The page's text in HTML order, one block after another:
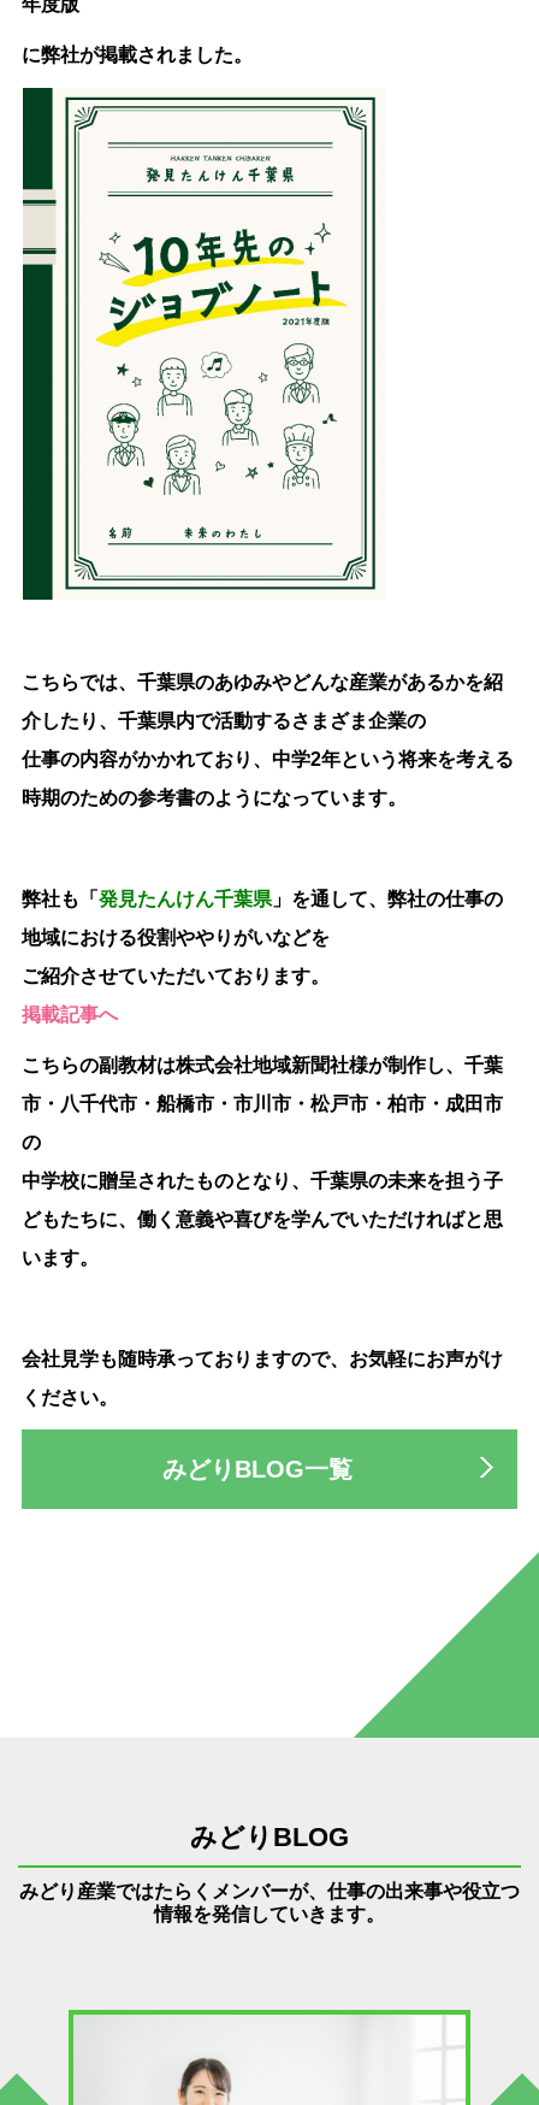
年度版
に弊社が掲載されました。
こちらでは、千葉県のあゆみやどんな産業があるかを紹
介したり、千葉県内で活動するさまざま企業の
仕事の内容がかかれており、中学2年という将来を考える
時期のための参考書のようになっています。
弊社も「 発見たんけん千葉県」を通して、弊社の仕事の
地域における役割ややりがいなどを
ご紹介させていただいております。
掲載記事へ
こちらの副教材は株式会社地域新聞社様が制作し、千葉
市・八千代市・船橋市・市川市・松戸市・柏市・成田市
の
中学校に贈呈されたものとなり、千葉県の未来を担う子
どもたちに、働く意義や喜びを学んでいただければと思
います。
会社見学も随時承っておりますので、お気軽にお声がけ
ください。
みどりBLOG一覧
みどりBLOG
みどり産業ではたらくメンバーが、仕事の出来事や役立つ
情報を発信していきます。